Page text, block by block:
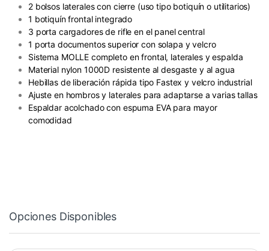
2 bolsos laterales con cierre (uso tipo botiquín o utilitarios)
1 botiquín frontal integrado
3 porta cargadores de rifle en el panel central
1 porta documentos superior con solapa y velcro
Sistema MOLLE completo en frontal, laterales y espalda
Material nylon 1000D resistente al desgaste y al agua
Hebillas de liberación rápida tipo Fastex y velcro industrial
Ajuste en hombros y laterales para adaptarse a varias tallas
Espaldar acolchado con espuma EVA para mayor
comodidad
Opciones Disponibles